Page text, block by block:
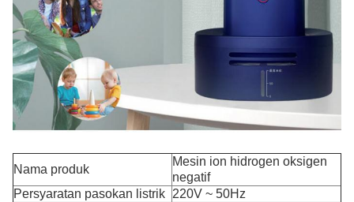
Nama produk
Mesin ion hidrogen oksigen
negatif
Persyaratan pasokan listrik 220V ~ 50Hz